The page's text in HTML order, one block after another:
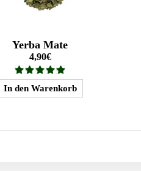
Yerba Mate
4,90€